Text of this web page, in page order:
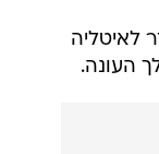
יום הולדת 30, חוזר לאיטליה
העונה.